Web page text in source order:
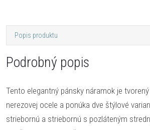
Popis produktu
Podrobný popis
Tento elegantný pánsky náramok je
nerezovej ocele a ponúka dve štýlové
striebornú a striebornú s pozláteným